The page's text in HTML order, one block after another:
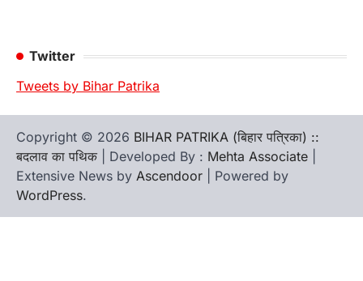
Twitter
Tweets by Bihar Patrika
Copyright © 2026 BIHAR PATRIKA (बिहार पत्रिका) ::
बदलाव का पथिक | Developed By : Mehta Associate
Extensive News by Ascendoor | Powered by
WordPress.